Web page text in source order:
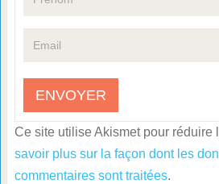
Ce site utilise Akismet pour réduire
savoir plus sur la façon dont les
commentaires sont traitées.